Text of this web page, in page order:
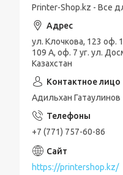
Printer-Shop.kz - Все
ул. Клочкова, 123 оф.
109 А, оф. 7 уг. ул.
Казахстан
Адильхан Гатаулинов
+7 (771) 757-60-86
https://printershop.kz/